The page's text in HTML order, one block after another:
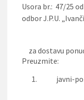
Usora br.: 47/25
odbor J.P.U.
za dostavu
Preuzmite:
1.
javni-